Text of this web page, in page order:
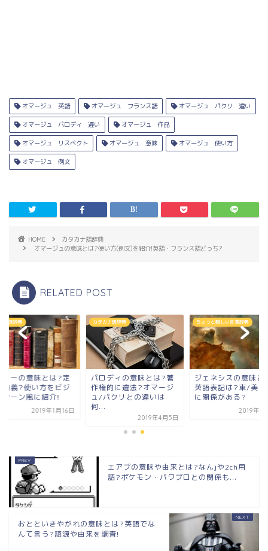
オマージュ 英語 オマージュ フランス語 オマージュ パクリ 違い
オマージュ パロディ 違い オマージュ 作品
オマージュ リスペクト オマージュ 意味 オマージュ 使い方
オマージュ 例文
HOME
カタカナ語辞典
オマージュの意味とは?使い方(例文)を紹介!英語・フランス語どっち?
RELATED POST
ナ語辞典
リーの意味とは?定
同義?使い方をビジ
シーン風に紹介!
2019年1月16日
カタカナ語辞典
パロディの意味とは?著
作権的に違法?オマージ
ュ/パクリとの違いは
何...
2019年4月5日
ちょっと難しい言葉辞典
ジェネシスの意味と
英語表記は?車/美
に関係がある?
2019年3
エアプの意味や由来とは?なんjや2ch用
語?ポケモン・パワプロとの関係も...
おとといきやがれの意味とは?英語でな
んて言う?語源や由来を調査!